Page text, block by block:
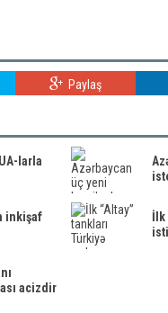
Paylaş
larla
inkişaf
İlk
acizdir